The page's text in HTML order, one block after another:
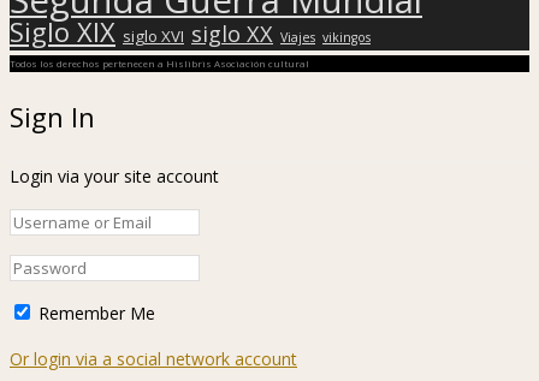
Siglo XIX siglo XVI siglo XX Viajes vikingos
Todos los derechos pertenecen a Hislibris Asociación cultural
Sign In
Login via your site account
Remember Me
Or login via a social network account